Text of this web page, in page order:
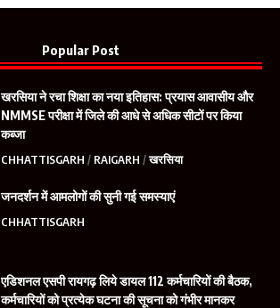
Popular Post
खरसिया ने रचा शिक्षा का नया इतिहास: प्रयास आवासीय और
NMMSE परीक्षा में जिले की आधे से अधिक सीटों पर किया
कब्जा
CHHATTISGARH RAIGARH खरसिया
जनदर्शन में आमलोगों की सुनी गई समस्याएं
CHHATTISGARH
एडिशनल एसपी रायगढ़ लिये डायल 112 कर्मचारियों की बैठक,
कर्मचारियों को प्रत्येक घटना की सूचना को गंभीर मानकर